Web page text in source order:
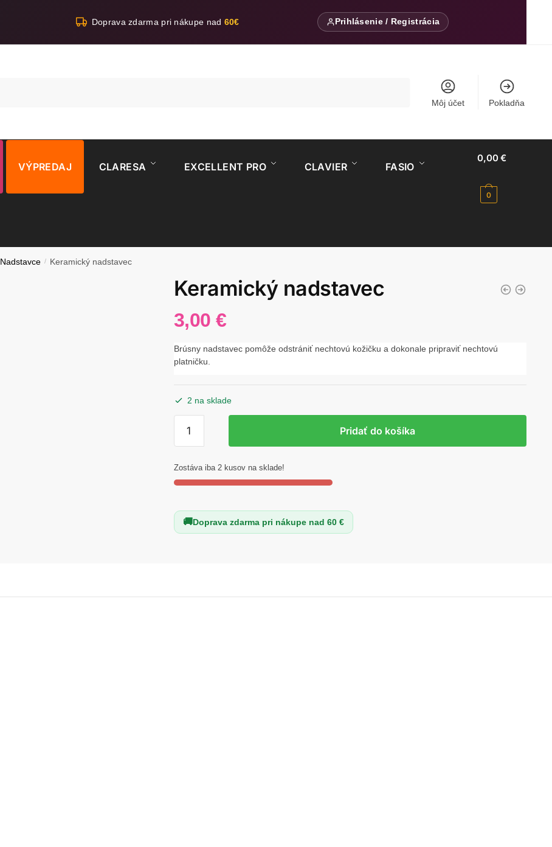
Doprava zdarma pri nákupe nad 60€ Prihlásenie / Registrácia
Môj účet Pokladňa
VÝPREDAJ CLARESA EXCELLENT PRO CLAVIER FASIO
0,00€
0
Nadstavce / Keramický nadstavec
Keramický nadstavec
3,00€
Brúsny nadstavec pomôže odstrániť nechtovú kožičku a dokonale pripraviť nechtovú
platničku.
2 na sklade
Keramický
Pridať do košíka
Zostáva iba 2 kusov na sklade!
Doprava zdarma pri nákupe nad 60 €